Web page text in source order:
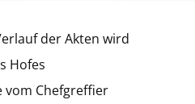
der Akten wird
Hofes
vom Chefgreffier